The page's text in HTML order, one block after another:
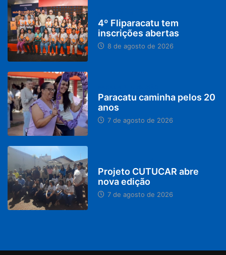
4º Fliparacatu tem
inscrições abertas
8 de agosto de 2026
Paracatu caminha pelos 20
anos
7 de agosto de 2026
Projeto CUTUCAR abre
nova edição
7 de agosto de 2026